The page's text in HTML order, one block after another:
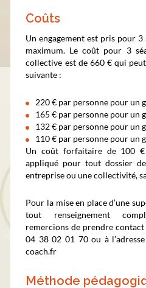
Coûts
Un engagement est pris pour
maximum. Le coût pour 3
collective est de 660 € qui
suivante :
220 € par personne pour un
165 € par personne pour un
132 € par personne pour un
110 € par personne pour un
Un coût forfaitaire de 100
appliqué pour tout dossier
entreprise ou une collectivité,
Pour la mise en place d’une
tout renseignement
remercions de prendre
04 38 02 01 70 ou à
coach.fr
Méthode